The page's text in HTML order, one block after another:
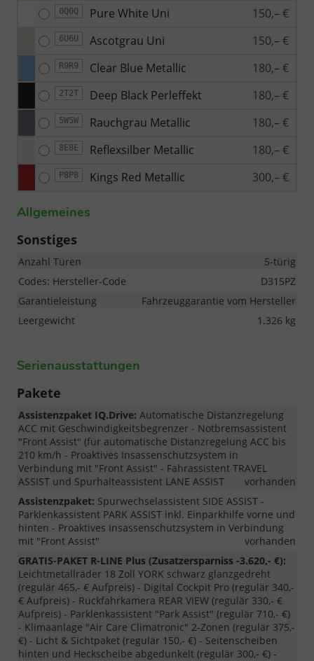
0Q0Q Pure White Uni 150,– €
6U6U Ascotgrau Uni 150,– €
R9R9 Clear Blue Metallic 180,– €
2T2T Deep Black Perleffekt 180,– €
5W5W Rauchgrau Metallic 180,– €
8E8E Reflexsilber Metallic 180,– €
P8P8 Kings Red Metallic 300,– €
Allgemeines
Sonstiges
Anzahl Türen
5-türig
Codes: Hersteller-Code
D315PZ
Garantieleistung
Fahrzeuggarantie vom Hersteller
Leergewicht
1.326 kg
Serienausstattungen
Pakete
Assistenzpaket IQ.Drive: Automatische Distanzregelung
ACC mit Geschwindigkeitsbegrenzer - Notbremsassistent
"Front Assist" (für automatische Distanzregelung ACC bis
210 km/h - Proaktives Insassenschutzsystem in
Verbindung mit "Front Assist" - Fahrassistent TRAVEL
ASSIST und Spurhalteassistent LANE ASSIST
vorhanden
Assistenzpaket: Spurwechselassistent SIDE ASSIST -
Parklenkassistent PARK ASSIST inkl. Einparkhilfe vorne und
hinten - Proaktives Insassenschutzsystem in Verbindung
mit "Front Assist"
vorhanden
GRATIS-PAKET R-LINE Plus (Zusatzersparniss -3.620,- €):
Leichtmetallräder 18 Zoll YORK schwarz glanzgedreht
(regulär 465,- € Aufpreis) - Digital Cockpit Pro (regulär 340,-
€ Aufpreis) - Rückfahrkamera REAR VIEW (regulär 330,- €
Aufpreis) - Parklenkassistent "Park Assist" (regulär 710,- €)
- Klimaanlage "Air Care Climatronic" 2-Zonen (regulär 375,-
€) - Licht & Sichtpaket (regulär 150,- €) - Seitenscheiben
hinten und Heckscheibe abgedunkelt (regulär 300,- €) -